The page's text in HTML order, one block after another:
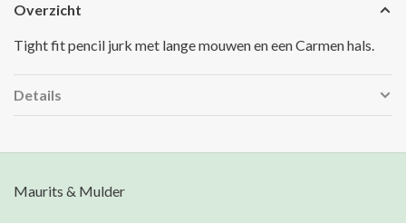
Overzicht
Tight fit pencil jurk met lange mouwen en een Carmen hals.
Details
Maurits & Mulder